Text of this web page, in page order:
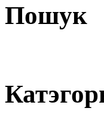
Пошук